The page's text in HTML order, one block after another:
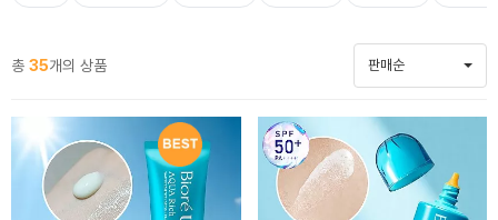
총 35개의 상품 판매순